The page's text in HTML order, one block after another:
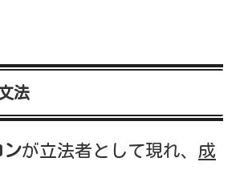
法
ンが立法者として現れ、 成